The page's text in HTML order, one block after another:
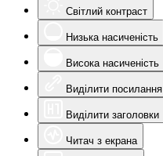
Світлий контраст
Низька насиченість
Висока насиченість
Виділити посилання
Виділити заголовки
Читач з екрана